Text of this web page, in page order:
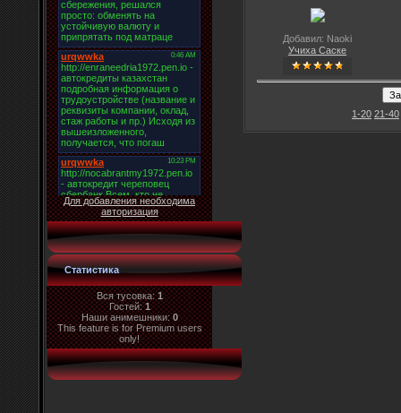
Для добавления необходима
авторизация
Статистика
Вся тусовка:1
Гостей:1
Наши анимешники:0
This feature is for Premium users
only!
Добавил: Naoki
Учиха Саске
1-20 21-40